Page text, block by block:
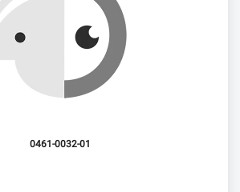
0461-0032-01